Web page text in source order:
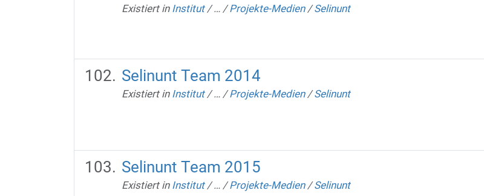
Existiert in Institut /… /Projekte-Medien /Selinunt
Selinunt Team 2014
Existiert in Institut /… /Projekte-Medien /Selinunt
Selinunt Team 2015
Existiert in Institut /… /Projekte-Medien /Selinunt